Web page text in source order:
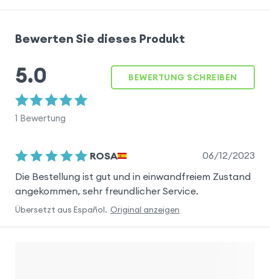
Bewerten Sie dieses Produkt
5.0
1 Bewertung
BEWERTUNG SCHREIBEN
ROSA
06/12/2023
Die Bestellung ist gut und in einwandfreiem Zustand
angekommen, sehr freundlicher Service.
Übersetzt aus Español. Original anzeigen